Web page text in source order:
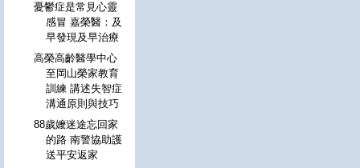
憂鬱症是常見心靈
感冒 嘉榮醫：及
早發現及早治療
高榮高齡醫學中心
至岡山榮家教育
訓練 講述失智症
溝通原則與技巧
88歲嬤迷途忘回家
的路 南警協助護
送平安返家